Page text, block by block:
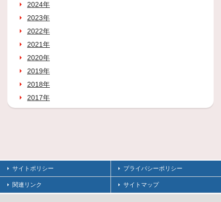
2024年
2023年
2022年
2021年
2020年
2019年
2018年
2017年
サイトポリシー プライバシーポリシー
関連リンク サイトマップ